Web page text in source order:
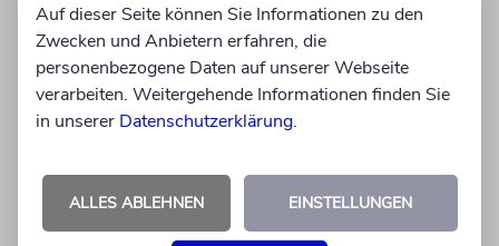
Israelischer Siedler wegen
Tötung eines Palästinensers
angeklagt
Der getötete Aktivist setzte sich gegen
prämierten Film »No Other Land« beteiligt.
Jetzt steht der mutmaßliche Täter vor Gericht
Auf dieser Seite können Sie Informationen zu den
Zwecken und Anbietern erfahren, die
personenbezogene Daten auf unserer Webseite
verarbeiten. Weitergehende Informationen finden Sie
in unserer Datenschutzerklärung.
ALLES ABLEHNEN EINSTELLUNGEN